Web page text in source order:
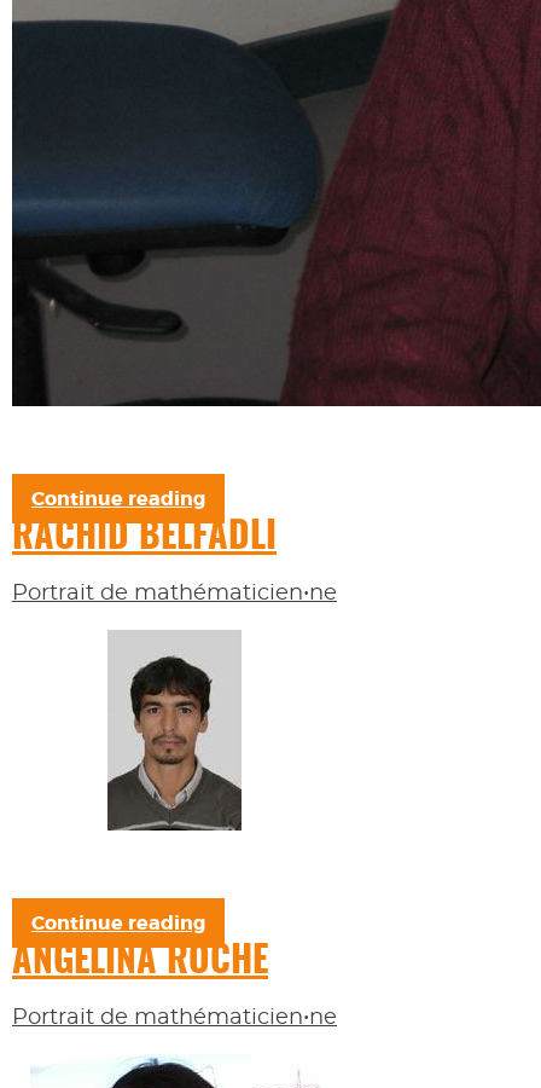
Continue reading
RACHID BELFADLI
Portrait de mathématicien•ne
Continue reading
ANGELINA ROCHE
Portrait de mathématicien•ne